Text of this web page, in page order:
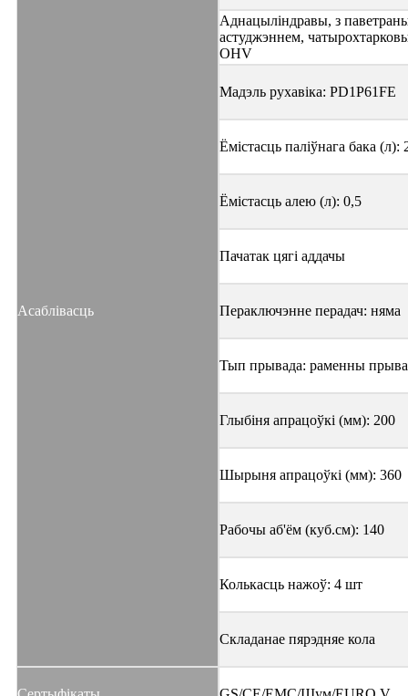
Асаблівасць
Аднацыліндравы, з
астуджэннем,
OHV
Мадэль рухавіка: PD1P61FE
Ёмістасць паліўнага бака (л):
Ёмістасць алею (л): 0,5
Пачатак цягі аддачы
Пераключэнне перадач: няма
Тып прывада: раменны
Глыбіня апрацоўкі (мм): 200
Шырыня апрацоўкі (мм): 360
Рабочы аб'ём (куб.см): 140
Колькасць нажоў: 4 шт
Складанае пярэдняе кола